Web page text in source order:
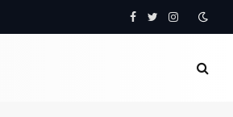
Facebook
TwitterInstagram